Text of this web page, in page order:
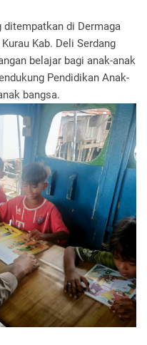
ditempatkan di Dermaga
Kab. Deli Serdang
belajar bagi anak-anak
Pendidikan Anak-
bangsa.